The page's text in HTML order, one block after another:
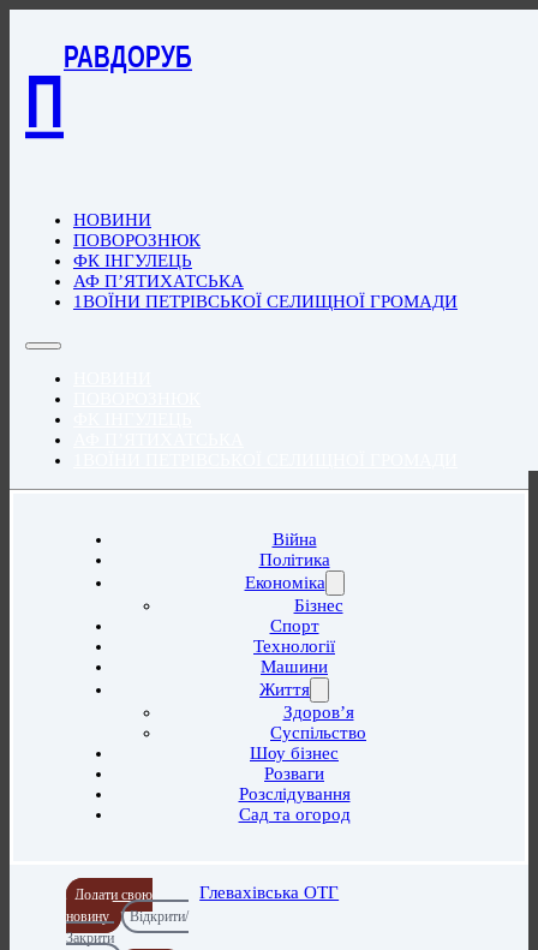
П
РАВДОРУБ
НОВИНИ
ПОВОРОЗНЮК
ФК ІНГУЛЕЦЬ
АФ П’ЯТИХАТСЬКА
1ВОЇНИ ПЕТРІВСЬКОЇ СЕЛИЩНОЇ ГРОМАДИ
Війна
Політика
Економіка
Бізнес
Спорт
Технології
Машини
Життя
Здоров’я
Суспільство
Шоу бізнес
Розваги
Розслідування
Сад та огород
Додати свою
новину
Відкрити/
Закрити
Глевахівська ОТГ